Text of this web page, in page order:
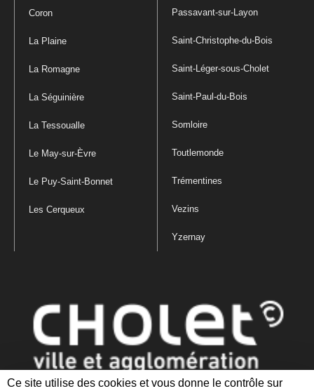
Ce site utilise des cookies et vous donne le contrôle sur
Coron
La Plaine
La Romagne
La Séguinière
La Tessoualle
Le May-sur-Èvre
Le Puy-Saint-Bonnet
Les Cerqueux
Passavant-sur-Layon
Saint-Christophe-du-Bois
Saint-Léger-sous-Cholet
Saint-Paul-du-Bois
Somloire
Toutlemonde
Trémentines
Vezins
Yzernay